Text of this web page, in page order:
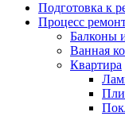
Подготовка к
Процесс
Балконы
Ванная
Квартира